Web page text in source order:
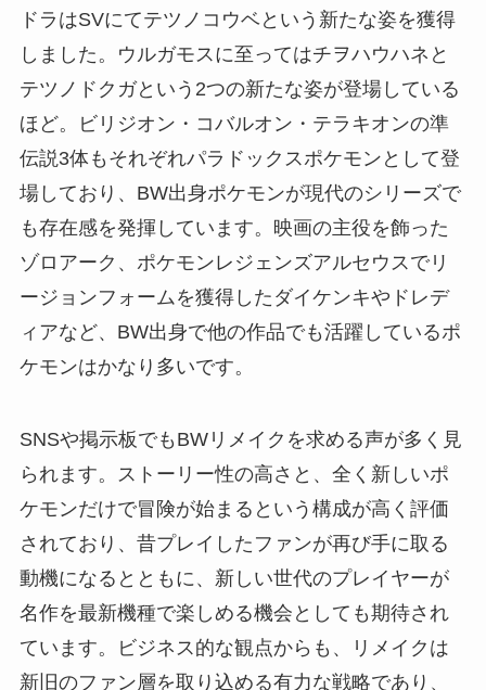
ドラはSVにてテツノコウベという新たな姿を獲得
しました。ウルガモスに至ってはチヲハウハネと
テツノドクガという2つの新たな姿が登場している
ほど。ビリジオン・コバルオン・テラキオンの準
伝説3体もそれぞれパラドックスポケモンとして登
場しており、BW出身ポケモンが現代のシリーズで
も存在感を発揮しています。映画の主役を飾った
ゾロアーク、ポケモンレジェンズアルセウスでリ
ージョンフォームを獲得したダイケンキやドレデ
ィアなど、BW出身で他の作品でも活躍しているポ
ケモンはかなり多いです。
SNSや掲示板でもBWリメイクを求める声が多く見
られます。ストーリー性の高さと、全く新しいポ
ケモンだけで冒険が始まるという構成が高く評価
されており、昔プレイしたファンが再び手に取る
動機になるとともに、新しい世代のプレイヤーが
名作を最新機種で楽しめる機会としても期待され
ています。ビジネス的な観点からも、リメイクは
新旧のファン層を取り込める有力な戦略であり、